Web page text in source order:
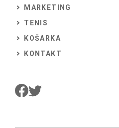
MARKETING
TENIS
KOŠARKA
KONTAKT